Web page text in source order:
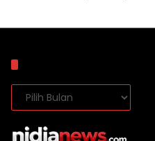
Arsip